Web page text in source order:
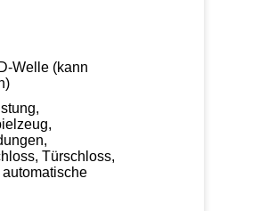
Welle (kann
Türschloss,
automatische